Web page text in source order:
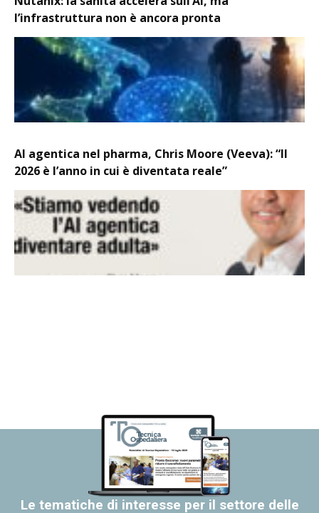
l’infrastruttura non è ancora pronta
AI agentica nel pharma, Chris Moore (Veeva): “Il
2026 è l’anno in cui è diventata reale”
Le tematiche di interesse per il settore delle